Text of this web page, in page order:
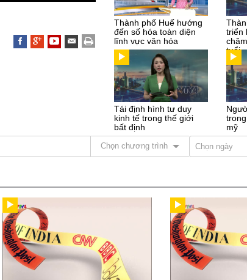
Thành phố Huế hướng
đến số hóa toàn diện
lĩnh vực văn hóa
triển
tuổi
Tái định hình tư duy
kinh tế trong thế giới
bất định
mỹ
Chọn chương trình